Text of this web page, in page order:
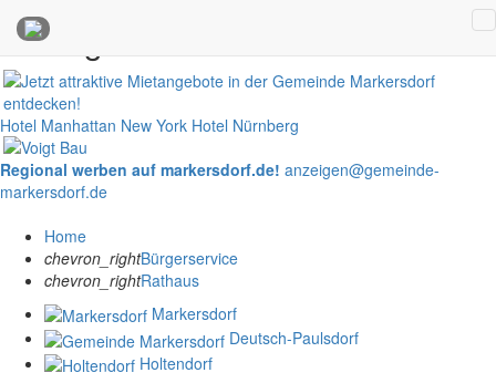
Anzeigen
Hotel Manhattan New York Hotel Nürnberg
Regional werben auf markersdorf.de! anzeigen@gemeinde-
markersdorf.de
Home
chevron_rightBürgerservice
chevron_rightRathaus
Markersdorf
Deutsch-Paulsdorf
Holtendorf